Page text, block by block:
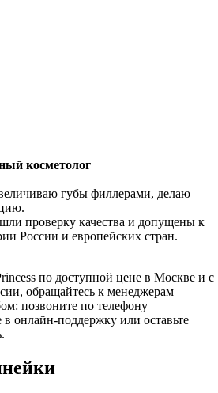
косметолог
губы филлерами, делаю
проверку качества и допущены к
России и европейских стран.
по доступной цене в Москве и с
обращайтесь к менеджерам
позвоните по телефону
онлайн-поддержку или оставьте